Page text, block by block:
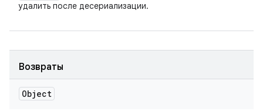
удалить после десериализации.
Возвраты
Object